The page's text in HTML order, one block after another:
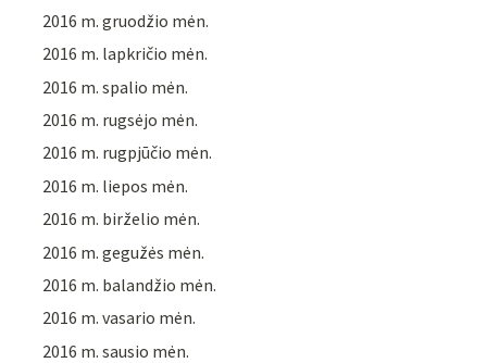
2016 m. gruodžio mėn.
2016 m. lapkričio mėn.
2016 m. spalio mėn.
2016 m. rugsėjo mėn.
2016 m. rugpjūčio mėn.
2016 m. liepos mėn.
2016 m. birželio mėn.
2016 m. gegužės mėn.
2016 m. balandžio mėn.
2016 m. vasario mėn.
2016 m. sausio mėn.